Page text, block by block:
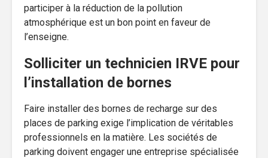
participer à la réduction de la pollution
atmosphérique est un bon point en faveur de
l’enseigne.
Solliciter un technicien IRVE pour
l’installation de bornes
Faire installer des bornes de recharge sur des
places de parking exige l’implication de véritables
professionnels en la matière. Les sociétés de
parking doivent engager une entreprise spécialisée